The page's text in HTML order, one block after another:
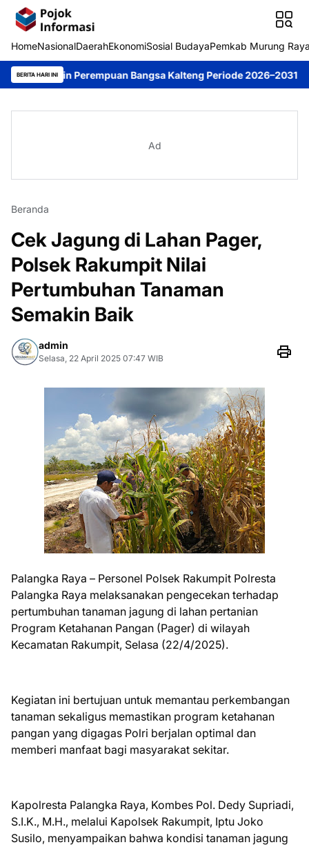
HomeNasionalDaerahEkonomiSosial BudayaPemkab Murung
BERITA HARI INI
Perempuan Bangsa Kalteng Periode 2026–2031 DPRD
Ad
Beranda
Cek Jagung di Lahan Pager,
Polsek Rakumpit Nilai
Pertumbuhan Tanaman
Semakin Baik
admin
Selasa, 22 April 2025 07:47 WIB
Palangka Raya – Personel Polsek Rakumpit Polresta
Palangka Raya melaksanakan pengecekan terhadap
pertumbuhan tanaman jagung di lahan pertanian
Program Ketahanan Pangan (Pager) di wilayah
Kecamatan Rakumpit, Selasa (22/4/2025).
Kegiatan ini bertujuan untuk memantau perkembangan
tanaman sekaligus memastikan program ketahanan
pangan yang digagas Polri berjalan optimal dan
memberi manfaat bagi masyarakat sekitar.
Kapolresta Palangka Raya, Kombes Pol. Dedy Supriadi,
S.I.K., M.H., melalui Kapolsek Rakumpit, Iptu Joko
Susilo, menyampaikan bahwa kondisi tanaman jagung